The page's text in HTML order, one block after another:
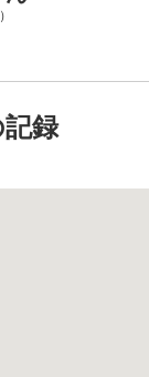
録